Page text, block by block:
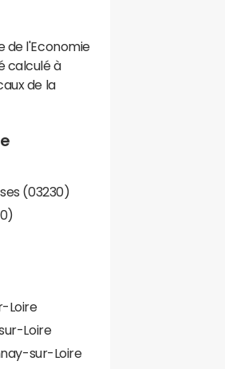
de l'Economie
calculé à
de la
(03230)
Loire
Loire
sur-Loire